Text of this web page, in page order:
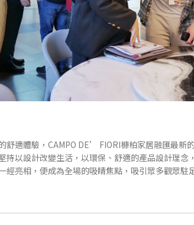
舒適體驗，CAMPO DE’ FIORI槺柏家居融匯最新
持以設計改變生活，以環保、舒適的產品設計理
亮相，便成為全場的吸睛焦點，吸引眾多觀眾駐